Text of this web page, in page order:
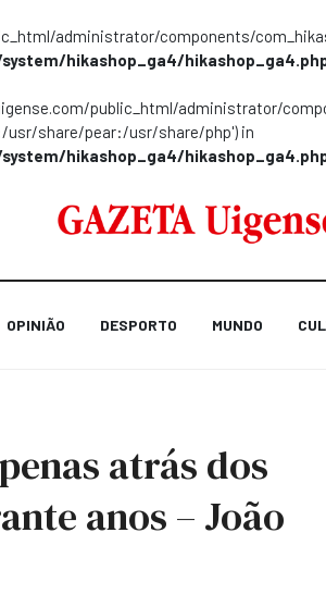
administrator/components/
hikashop_ga4/
public_html/administrator/
share/pear:/usr/share/php') in
hikashop_ga4/
OPINIÃO DESPORTO MUNDO
atrás dos
anos – João